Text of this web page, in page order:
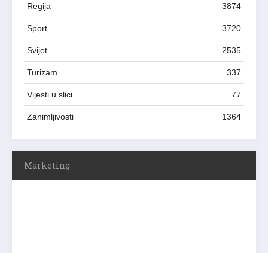
Regija 3874
Sport 3720
Svijet 2535
Turizam 337
Vijesti u slici 77
Zanimljivosti 1364
Marketing